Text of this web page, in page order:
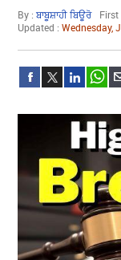
By :ਬਾਬੂਸ਼ਾਹੀ ਬਿਊਰੋ
Updated :Wednesday,